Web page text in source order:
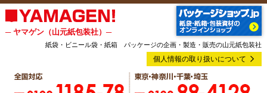
─ ヤマゲン（山元紙包装社）─
紙袋・ビニール袋・紙箱 パッケージの企画・製造・販売の山元紙包装社
個人情報の取り扱いについて